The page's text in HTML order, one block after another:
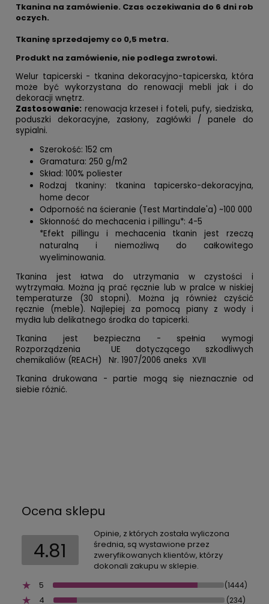
Tkanina na zamówienie. Czas oczekiwania do 6 dni rob
oczych.
Tkaninę sprzedajemy co 0,5 metra.
Produkt na zamówienie, nie podlega zwrotowi.
Welur tapicerski - tkanina dekoracyjno-tapicerska, która
może być wykorzystana do renowacji mebli jak i do
dekoracji wnętrz.
Zastosowanie: renowacja krzeseł i foteli, pufy, siedziska,
poduszki dekoracyjne, zasłony, zagłówki / panele do
sypialni.
Szerokość: 152 cm
Gramatura: 250 g/m2
Skład: 100% poliester
Rodzaj tkaniny: tkanina tapicersko-dekoracyjna,
home decor
Odporność na ścieranie (Test Martindale'a) ~100 000
Skłonność do mechacenia i pillingu*: 4-5
*Efekt pillingu i mechacenia tkanin jest rzeczą
naturalną i niemożliwą do całkowitego
wyeliminowania.
Tkanina jest łatwa do utrzymania w czystości i
wytrzymała. Można ją prać ręcznie lub w pralce w niskiej
temperaturze (30 stopni). Można ją również czyścić
ręcznie (meble). Najlepiej za pomocą piany z wody i
mydła lub delikatnego środka do tapicerki.
Tkanina jest bezpieczna - spełnia wymogi
Rozporządzenia UE dotyczącego szkodliwych
chemikaliów (REACH) Nr. 1907/2006 aneks XVII
Tkanina drukowana - partie mogą się nieznacznie od
siebie różnić.
Ocena sklepu
4.81
Opinie, z których została wyliczona
średnia, są wystawione przez
zweryfikowanych klientów, którzy
dokonali zakupu w sklepie.
5
(1444)
4 (234)